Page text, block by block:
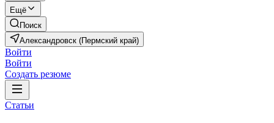
Ещё
Поиск
Александровск (Пермский край)
Войти
Войти
Создать резюме
Статьи